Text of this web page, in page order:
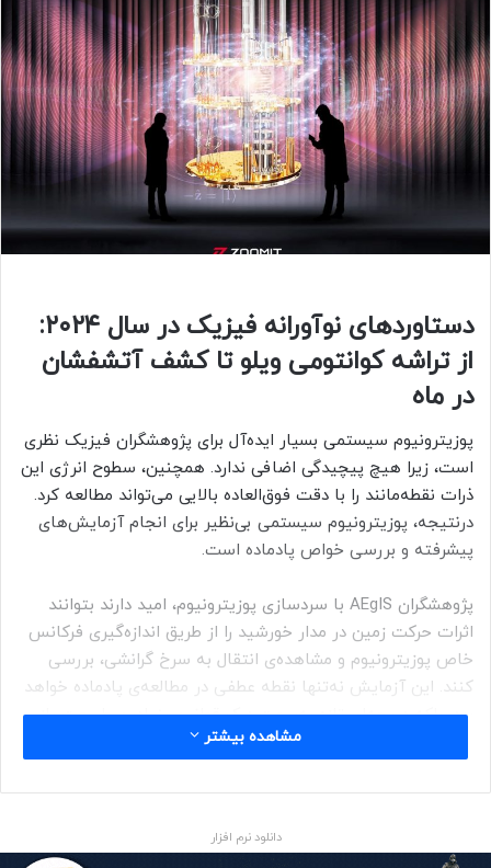
دستاوردهای نوآورانه فیزیک در سال ۲۰۲۴:
از تراشه کوانتومی ویلو تا کشف آتشفشان
در ماه
پوزیترونیوم سیستمی بسیار ایده‌آل برای پژوهشگران فیزیک نظری
است، زیرا هیچ پیچیدگی اضافی‌ ندارد. همچنین، سطوح انرژی این
ذرات نقطه‌مانند را با دقت فوق‌العاده بالایی می‌تواند مطالعه کرد.
درنتیجه، پوزیترونیوم سیستمی بی‌نظیر برای انجام آزمایش‌های
پیشرفته و بررسی خواص پادماده است.
پژوهشگران AEgIS با سردسازی پوزیترونیوم، امید دارند بتوانند
اثرات حرکت زمین در مدار خورشید را از طریق اندازه‌گیری فرکانس
خاص پوزیترونیوم و مشاهده‌ی انتقال به سرخ گرانشی، بررسی
کنند. این آزمایش نه‌تنها نقطه عطفی در مطالعه‌ی پادماده خواهد
بود، بلکه دریچه‌ای تازه به‌سمت درک قوانین بنیادین طبیعت باز
می‌کند. سردسازی پوزیترونیوم کلید اصلی این پیشرفت بی‌سابقه
فراهم می‌کند. در ادامه، کمی در مورد این فرآیند سردسازی
مشاهده بیشتر
دانلود نرم افزار